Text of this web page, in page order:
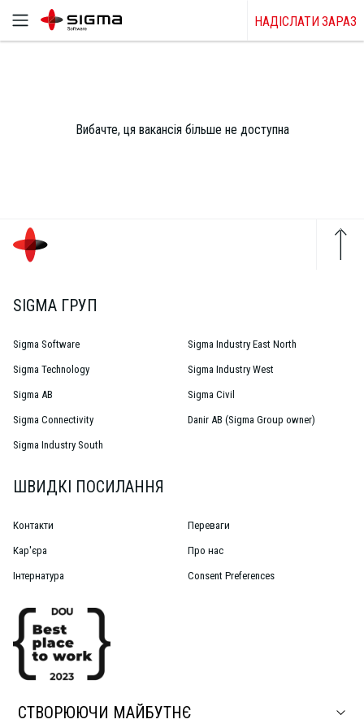
НАДІСЛАТИ ЗАРАЗ
Вибачте, ця вакансія більше не доступна
SIGMA ГРУП
Sigma Software
Sigma Technology
Sigma AB
Sigma Connectivity
Sigma Industry South
Sigma Industry East North
Sigma Industry West
Sigma Civil
Danir AB (Sigma Group owner)
ШВИДКІ ПОСИЛАННЯ
Контакти
Кар'єра
Інтернатура
Переваги
Про нас
Consent Preferences
СТВОРЮЮЧИ МАЙБУТНЄ